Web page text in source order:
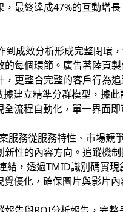
最終達成47%的互動增長
到成效分析形成完整閉環
每個環節。廣告著陸頁
更整合完整的客戶行為
建立精準分群模型，據
流程自動化，單一界面即
服務從服務特性、市場競
性的內容方向。追蹤機
結，透過TMID識別碼實現
優化，確保圖片與影片